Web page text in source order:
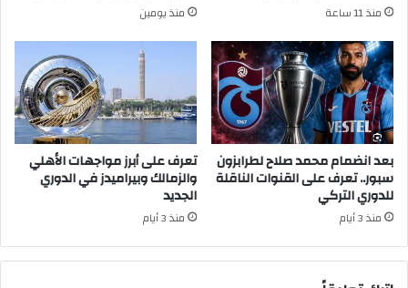
منذ 11 ساعة منذ يومين
بعد انضمام محمد صلاح لطرابزون
سبور.. تعرف على القنوات الناقلة
للدوري التركي
منذ 3 أيام
تعرف على أبرز مواجهات الأهلي
والزمالك وبيراميدز في الدوري
الجديد
منذ 3 أيام